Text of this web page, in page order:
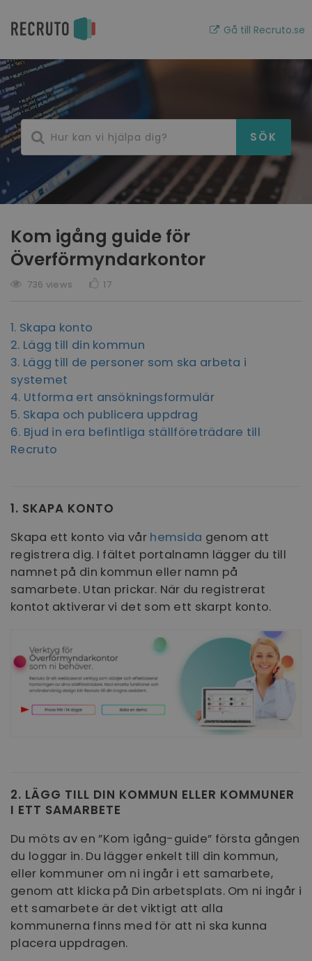
Gå till Recruto.se
Kom igång guide för
Överförmyndarkontor
736 views 17
1. Skapa konto
2. Lägg till din kommun
3. Lägg till de personer som ska arbeta i
systemet
4. Utforma ert ansökningsformulär
5. Skapa och publicera uppdrag
6. Bjud in era befintliga ställföreträdare till
Recruto
1. SKAPA KONTO
Skapa ett konto via vår hemsida genom att
registrera dig. I fältet portalnamn lägger du till
namnet på din kommun eller namn på
samarbete. Utan prickar. När du registrerat
kontot aktiverar vi det som ett skarpt konto.
2. LÄGG TILL DIN KOMMUN ELLER KOMMUNER
I ETT SAMARBETE
Du möts av en ”Kom igång-guide” första gången
du loggar in. Du lägger enkelt till din kommun,
eller kommuner om ni ingår i ett samarbete,
genom att klicka på Din arbetsplats. Om ni ingår i
ett samarbete är det viktigt att alla
kommunerna finns med för att ni ska kunna
placera uppdragen.